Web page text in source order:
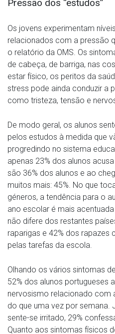
Pressão dos “estudos”
Os jovens experimentam
relacionados com a pressão
o relatório da OMS. Os
de cabeça, de barriga, nas
estar físico, os peritos da
stress pode ainda conduzir a
como tristeza, tensão e
De modo geral, os alunos
pelos estudos à medida que
progredindo no sistema
apenas 23% dos alunos
são 36% dos alunos e ao
muitos mais: 45%. No que
géneros, a tendência para o
ano escolar é mais
não difere dos restantes
raparigas e 42% dos rapazes
pelas tarefas da escola.
Olhando os vários sintomas
52% dos alunos portugueses
nervosismo relacionado com
do que uma vez por semana.
sente-se irritado, 29%
Quanto aos sintomas físicos